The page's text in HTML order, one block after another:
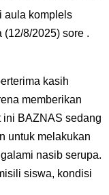
aula komplels
8/2025) sore .
kasih
memberikan
ini BAZNAS sedang
untuk melakukan
nasib serupa.
siswa, kondisi